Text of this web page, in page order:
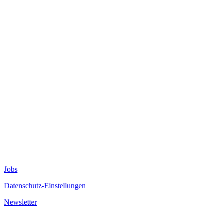
Jobs
Datenschutz-Einstellungen
Newsletter